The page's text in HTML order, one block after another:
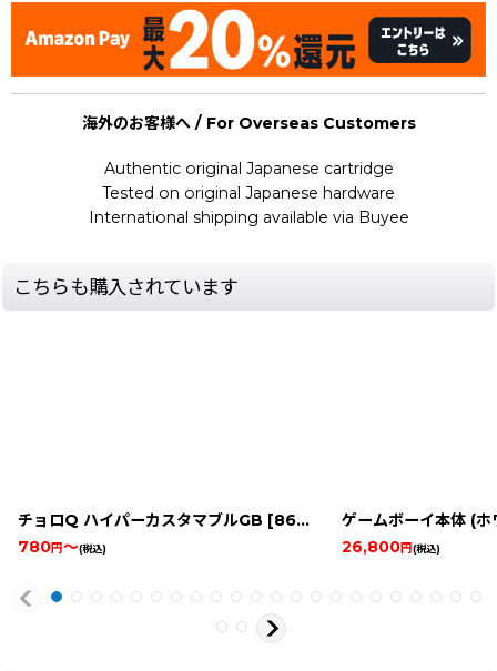
海外のお客様へ / For Overseas Customers
Authentic original Japanese cartridge
Tested on original Japanese hardware
International shipping available via Buyee
こちらも購入されています
チョロQ ハイパーカスタマブルGB [8605-choro-q-gbc ]
780円～(税込)
ゲームボーイ本体 (ホ
26,800円(税込)